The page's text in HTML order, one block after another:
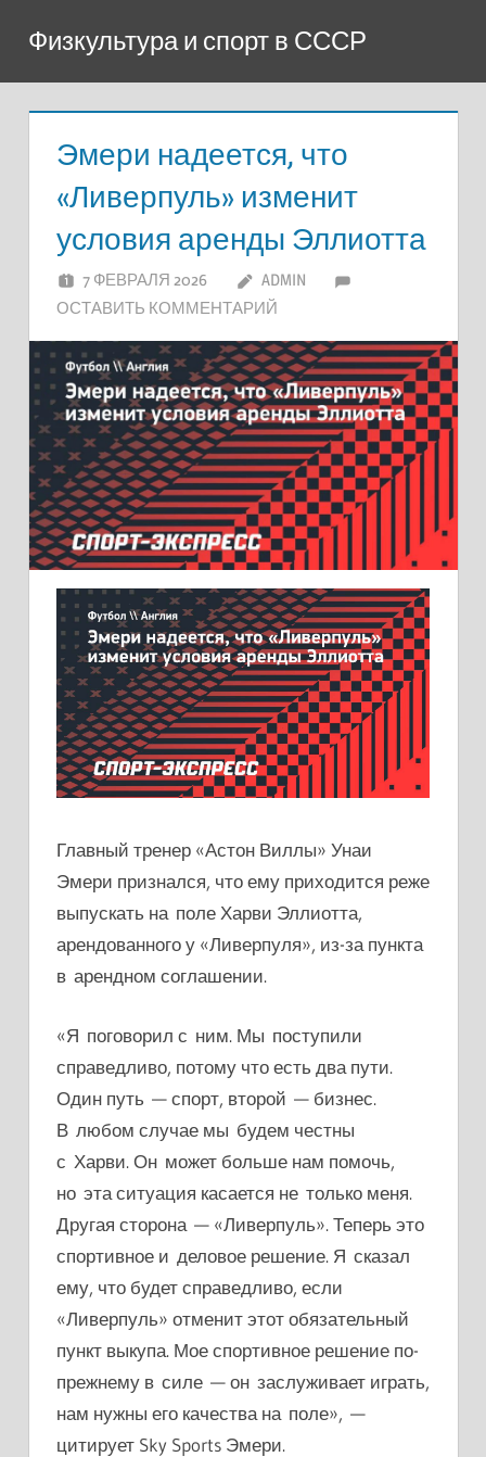
содержимому
Физкультура и спорт в СССР
Эмери надеется, что
«Ливерпуль» изменит
условия аренды Эллиотта
7 ФЕВРАЛЯ 2026
ADMIN
ОСТАВИТЬ КОММЕНТАРИЙ
Главный тренер «Астон Виллы» Унаи
Эмери признался, что ему приходится реже
выпускать на поле Харви Эллиотта,
арендованного у «Ливерпуля», из-за пункта
в арендном соглашении.
«Я поговорил с ним. Мы поступили
справедливо, потому что есть два пути.
Один путь — спорт, второй — бизнес.
В любом случае мы будем честны
с Харви. Он может больше нам помочь,
но эта ситуация касается не только меня.
Другая сторона — «Ливерпуль». Теперь это
спортивное и деловое решение. Я сказал
ему, что будет справедливо, если
«Ливерпуль» отменит этот обязательный
пункт выкупа. Мое спортивное решение по-
прежнему в силе — он заслуживает играть,
нам нужны его качества на поле», —
цитирует Sky Sports Эмери.